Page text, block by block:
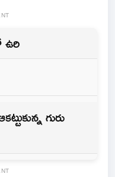
ఉరి
గురు